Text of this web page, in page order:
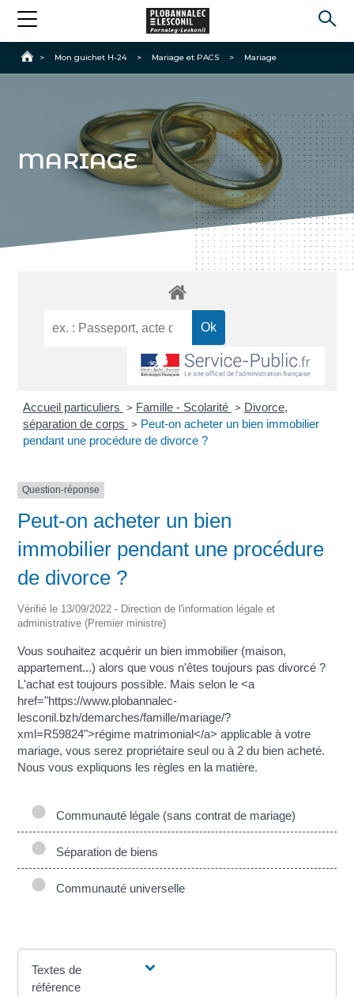
Accueil
> Mon guichet H-24 > Mariage et PACS > Mariage
MARIAGE
Accueil particuliers > Famille - Scolarité > Divorce,
séparation de corps
> Peut-on acheter un bien immobilier
pendant une procédure de divorce ?
Question-réponse
Peut-on acheter un bien
immobilier pendant une procédure
de divorce ?
Vérifié le 13/09/2022 - Direction de l'information légale et
administrative (Premier ministre)
Vous souhaitez acquérir un bien immobilier (maison,
appartement...) alors que vous n'êtes toujours pas divorcé ?
L'achat est toujours possible. Mais selon le <a
href="https://www.plobannalec-
lesconil.bzh/demarches/famille/mariage/?
xml=R59824">régime matrimonial</a> applicable à votre
mariage, vous serez propriétaire seul ou à 2 du bien acheté.
Nous vous expliquons les règles en la matière.
Communauté légale (sans contrat de mariage)
Séparation de biens
Communauté universelle
Textes de
référence